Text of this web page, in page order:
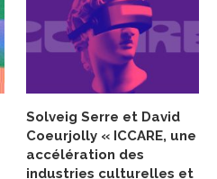
Solveig Serre et David
Coeurjolly « ICCARE, une
accélération des
industries culturelles et